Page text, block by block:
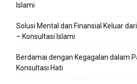
Islami
Solusi Mental dan Finansial Keluar
– Konsultasi Islami
Berdamai dengan Kegagalan dalam
Konsultasi Hati